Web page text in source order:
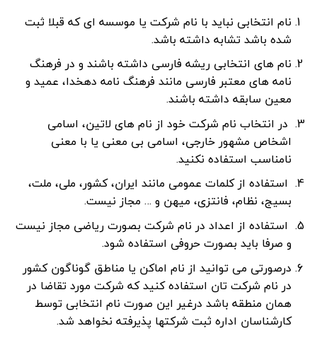
نام انتخابی نباید با نام شرکت یا موسسه ای که قبلا ثبت
شده باشد تشابه داشته باشد.
نام های انتخابی ریشه فارسی داشته باشند و در فرهنگ
نامه های معتبر فارسی مانند فرهنگ نامه دهخدا، عمید و
معین سابقه داشته باشند.
در انتخاب نام شرکت خود از نام های لاتین، اسامی
اشخاص مشهور خارجی، اسامی بی معنی یا با معنی
نامناسب استفاده نکنید.
استفاده از کلمات عمومی مانند ایران، کشور، ملی، ملت،
بسیج، نظام، فانتزی، میهن و … مجاز نیست.
استفاده از اعداد در نام شرکت بصورت ریاضی مجاز نیست
و صرفا باید بصورت حروفی استفاده شود.
درصورتی می توانید از نام اماکن یا مناطق گوناگون کشور
در نام شرکت تان استفاده کنید که شرکت مورد تقاضا در
همان منطقه باشد درغیر این صورت نام انتخابی توسط
کارشناسان اداره ثبت شرکتها پذیرفته نخواهد شد.